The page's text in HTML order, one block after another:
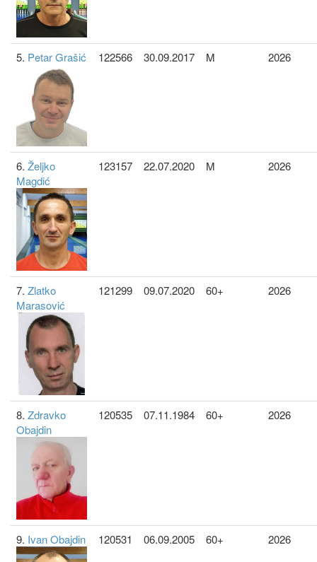
5. Petar Grašić 122566 30.09.2017 M 2026
6. Željko
Magdić
123157 22.07.2020 M 2026
7. Zlatko
Marasović
121299 09.07.2020 60+ 2026
8. Zdravko
Obajdin
120535 07.11.1984 60+ 2026
9. Ivan Obajdin 120531 06.09.2005 60+ 2026